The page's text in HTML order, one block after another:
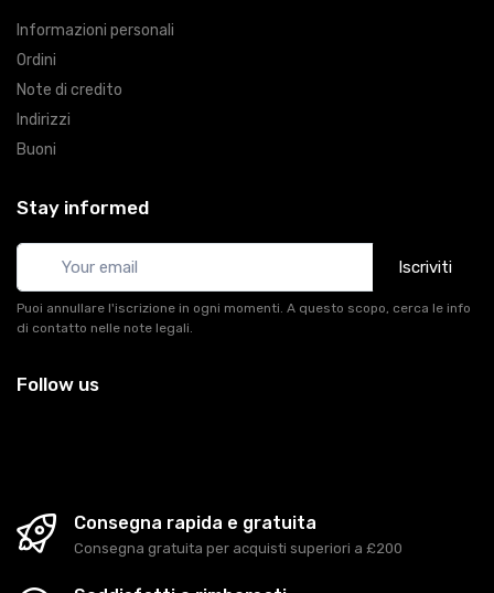
Informazioni personali
Ordini
Note di credito
Indirizzi
Buoni
Stay informed
Iscriviti
Puoi annullare l'iscrizione in ogni momenti. A questo scopo, cerca le info
di contatto nelle note legali.
Follow us
Consegna rapida e gratuita
Consegna gratuita per acquisti superiori a £200